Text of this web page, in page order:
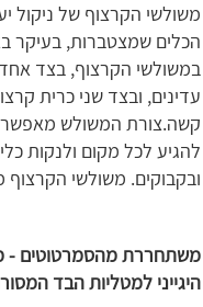
משולשי הקרצוף של ניקול
הכלים שמצטברות, בעיקר
במשולשי הקרצוף, בצד
עדינים, ובצד שני כרית
קשה.צורת המשולש
להגיע לכל מקום ולנקות
ובקבוקים. משולשי הקרצוף
משתחררת מהסמרטוטים -
היגייני למטליות הבד